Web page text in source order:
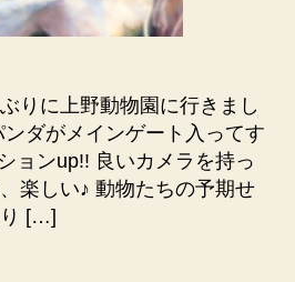
りに上野動物園に行きまし
ダがメインゲート入ってす
ョンup!! 良いカメラを持っ
楽しい♪ 動物たちの予期せ
り […]